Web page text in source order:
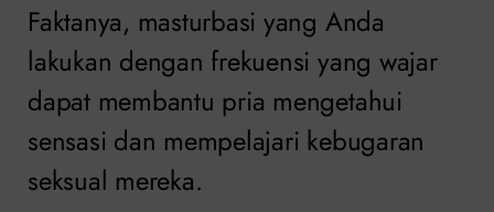
Faktanya, masturbasi yang Anda
lakukan dengan frekuensi yang wajar
dapat membantu pria mengetahui
sensasi dan mempelajari kebugaran
seksual mereka.